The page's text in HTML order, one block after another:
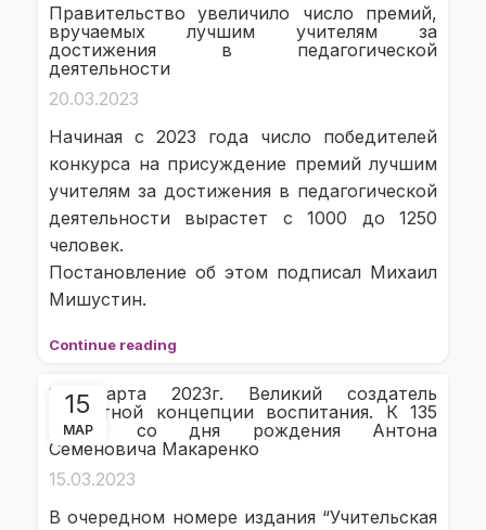
Правительство увеличило число премий,
вручаемых лучшим учителям за
достижения в педагогической
деятельности
20.03.2023
Начиная с 2023 года число победителей
конкурса на присуждение премий лучшим
учителям за достижения в педагогической
деятельности вырастет с 1000 до 1250
человек.
Постановление об этом подписал Михаил
Мишустин.
Continue reading
15
МАР
14 марта 2023г. Великий создатель
целостной концепции воспитания. К 135
летию со дня рождения Антона
Семеновича Макаренко
15.03.2023
В очередном номере издания “Учительская